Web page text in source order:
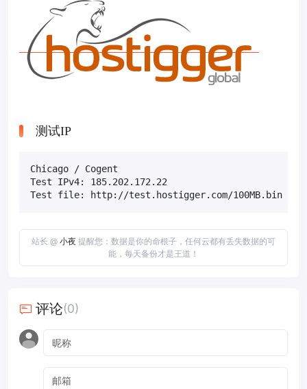
测试IP
Chicago / Cogent
Test IPv4: 185.202.172.22
Test file: http://test.hostigger.com/100MB.bin
站长 @ 小夜 提醒您：数据是你的命根子，任何云都有丢失数据的可
能，每天备份才是王道！
评论(0)